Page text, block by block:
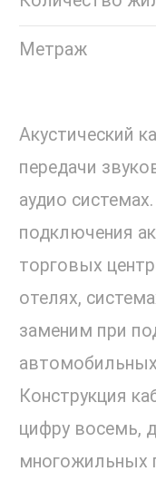
Метраж
Акустический
передачи
аудио
подключения
торговых
отелях,
заменим при
Конструкция
цифру восемь,
многожильных